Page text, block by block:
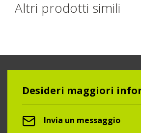
Altri prodotti simili
Desideri maggiori
Invia un messaggio